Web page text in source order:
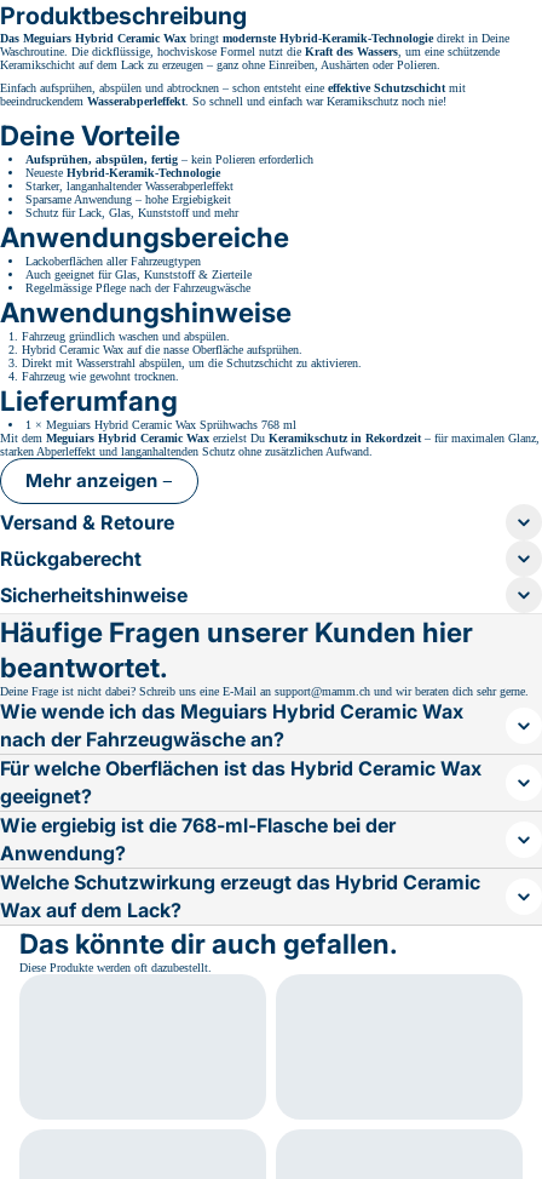
Produktbeschreibung
Das Meguiars Hybrid Ceramic Wax bringt modernste Hybrid-Keramik-Technologiedirekt in Deine
Waschroutine. Die dickflüssige, hochviskose Formel nutzt die Kraft des Wassers , um eine schützende
Keramikschicht auf dem Lack zu erzeugen – ganz ohne Einreiben, Aushärten oder Polieren.
Einfach aufsprühen, abspülen und abtrocknen – schon entsteht eine effektive Schutzschicht mit
beeindruckendem Wasserabperleffekt . So schnell und einfach war Keramikschutz noch nie!
Deine Vorteile
Aufsprühen, abspülen, fertig – kein Polieren erforderlich
Neueste Hybrid-Keramik-Technologie
Starker, langanhaltender Wasserabperleffekt
Sparsame Anwendung – hohe Ergiebigkeit
Schutz für Lack, Glas, Kunststoff und mehr
Anwendungsbereiche
Lackoberflächen aller Fahrzeugtypen
Auch geeignet für Glas, Kunststoff & Zierteile
Regelmässige Pflege nach der Fahrzeugwäsche
Anwendungshinweise
Fahrzeug gründlich waschen und abspülen.
Hybrid Ceramic Wax auf die nasse Oberfläche aufsprühen.
Direkt mit Wasserstrahl abspülen, um die Schutzschicht zu aktivieren.
Fahrzeug wie gewohnt trocknen.
Lieferumfang
1 × Meguiars Hybrid Ceramic Wax Sprühwachs 768 ml
Mit dem Meguiars Hybrid Ceramic Wax erzielst Du Keramikschutz in Rekordzeit – für maximalen Glanz,
starken Abperleffekt und langanhaltenden Schutz ohne zusätzlichen Aufwand.
Mehr anzeigen
Versand & Retoure
Rückgaberecht
Sicherheitshinweise
Häufige Fragen unserer Kunden hier
beantwortet.
Deine Frage ist nicht dabei? Schreib uns eine E-Mail an support@mamm.ch und wir beraten dich sehr gerne.
Wie wende ich das Meguiars Hybrid Ceramic Wax
nach der Fahrzeugwäsche an?
Für welche Oberflächen ist das Hybrid Ceramic Wax
geeignet?
Wie ergiebig ist die 768-ml-Flasche bei der
Anwendung?
Welche Schutzwirkung erzeugt das Hybrid Ceramic
Wax auf dem Lack?
Das könnte dir auch gefallen.
Diese Produkte werden oft dazubestellt.